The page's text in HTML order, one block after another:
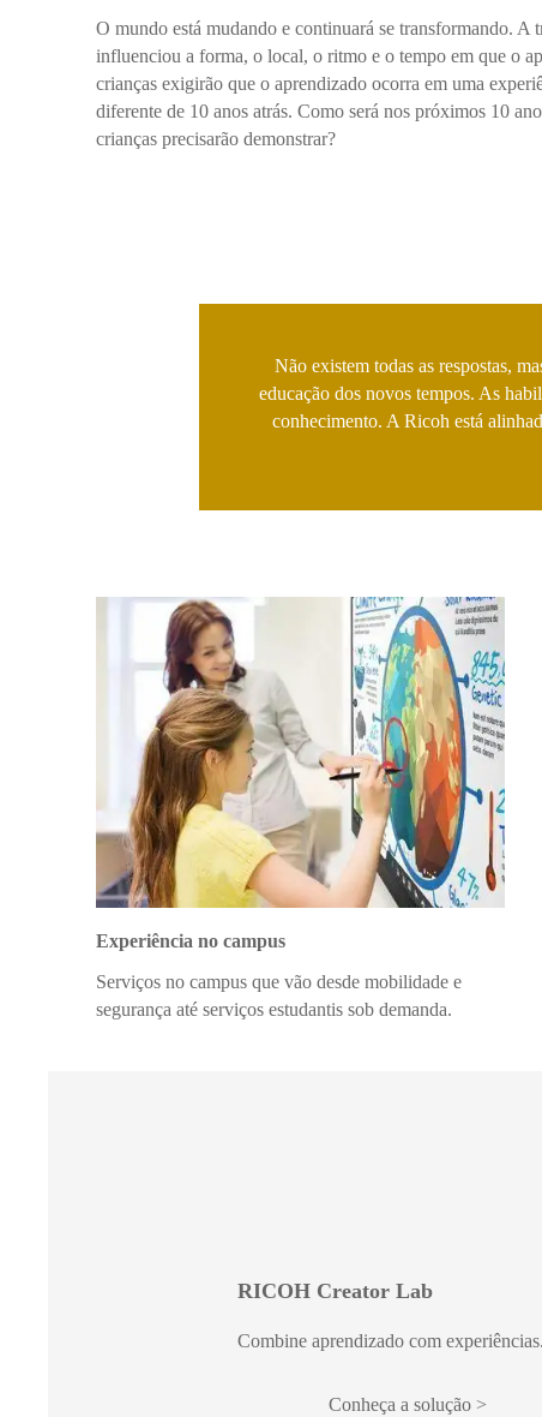
O mundo está mudando e continuará se transformando. A
influenciou a forma, o local, o ritmo e o tempo em que o
crianças exigirão que o aprendizado ocorra em uma
diferente de 10 anos atrás. Como será nos próximos 10
crianças precisarão demonstrar?
Não existem todas as respostas,
educação dos novos tempos. As
conhecimento. A Ricoh está
Experiência no campus
Serviços no campus que vão desde mobilidade e
segurança até serviços estudantis sob demanda.
RICOH Creator Lab
Combine aprendizado com experiências.
Conheça a solução